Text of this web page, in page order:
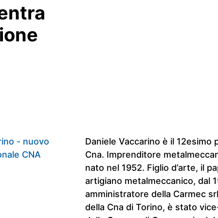
Daniele Vaccarino è il 12esimo
Cna. Imprenditore
nato nel 1952. Figlio d’arte, il
artigiano metalmeccanico, dal
amministratore della Carmec
della Cna di Torino, è stato